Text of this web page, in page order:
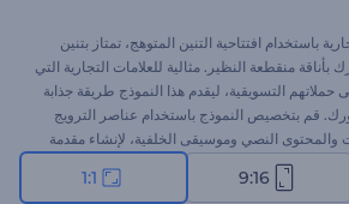
باستخدام افتتاحية التنين المتوهج، تمتاز بتنين
منقطعة النظير. مثالية للعلامات التجارية التي
التسويقية، ليقدم هذا النموذج طريقة جذابة
قم بتخصيص النموذج باستخدام عناصر الترويج
والمحتوى النصي وموسيقى الخلفية، لإنشاء مقدمة
9:16
1:1